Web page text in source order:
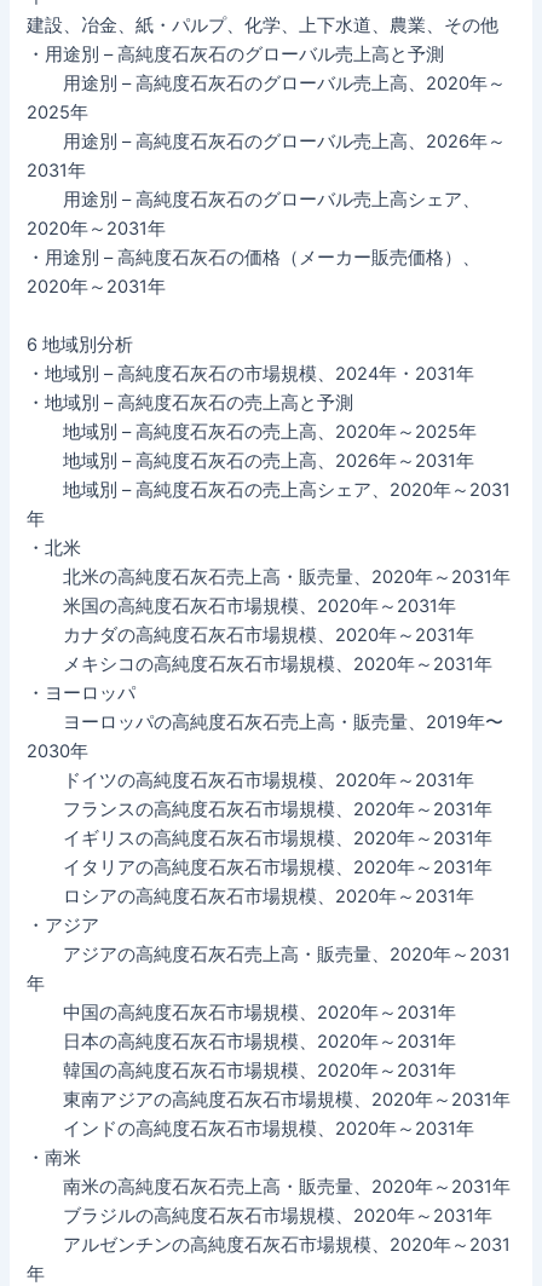
建設、冶金、紙・パルプ、化学、上下水道、農業、その他
・用途別 – 高純度石灰石のグローバル売上高と予測
用途別 – 高純度石灰石のグローバル売上高、2020年～
2025年
用途別 – 高純度石灰石のグローバル売上高、2026年～
2031年
用途別 – 高純度石灰石のグローバル売上高シェア、
2020年～2031年
・用途別 – 高純度石灰石の価格（メーカー販売価格）、
2020年～2031年
6 地域別分析
・地域別 – 高純度石灰石の市場規模、2024年・2031年
・地域別 – 高純度石灰石の売上高と予測
地域別 – 高純度石灰石の売上高、2020年～2025年
地域別 – 高純度石灰石の売上高、2026年～2031年
地域別 – 高純度石灰石の売上高シェア、2020年～2031
年
・北米
北米の高純度石灰石売上高・販売量、2020年～2031年
米国の高純度石灰石市場規模、2020年～2031年
カナダの高純度石灰石市場規模、2020年～2031年
メキシコの高純度石灰石市場規模、2020年～2031年
・ヨーロッパ
ヨーロッパの高純度石灰石売上高・販売量、2019年〜
2030年
ドイツの高純度石灰石市場規模、2020年～2031年
フランスの高純度石灰石市場規模、2020年～2031年
イギリスの高純度石灰石市場規模、2020年～2031年
イタリアの高純度石灰石市場規模、2020年～2031年
ロシアの高純度石灰石市場規模、2020年～2031年
・アジア
アジアの高純度石灰石売上高・販売量、2020年～2031
年
中国の高純度石灰石市場規模、2020年～2031年
日本の高純度石灰石市場規模、2020年～2031年
韓国の高純度石灰石市場規模、2020年～2031年
東南アジアの高純度石灰石市場規模、2020年～2031年
インドの高純度石灰石市場規模、2020年～2031年
・南米
南米の高純度石灰石売上高・販売量、2020年～2031年
ブラジルの高純度石灰石市場規模、2020年～2031年
アルゼンチンの高純度石灰石市場規模、2020年～2031
年